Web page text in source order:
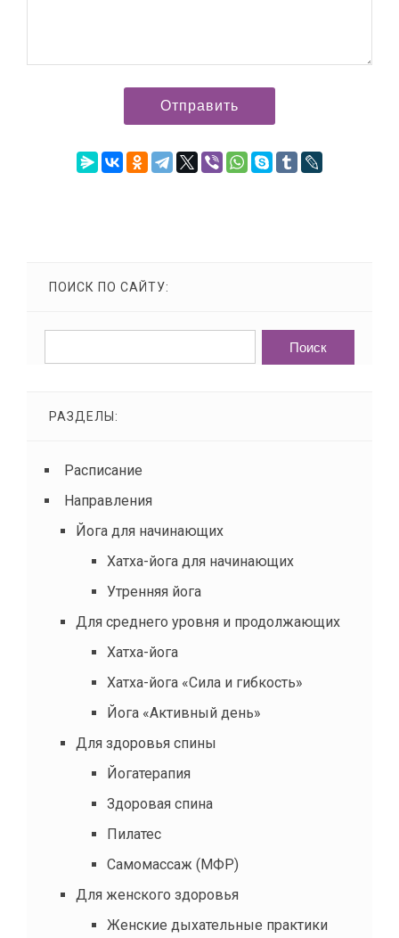
ПОИСК ПО САЙТУ:
РАЗДЕЛЫ:
Расписание
Направления
Йога для начинающих
Хатха-йога для начинающих
Утренняя йога
Для среднего уровня и продолжающих
Хатха-йога
Хатха-йога «Сила и гибкость»
Йога «Активный день»
Для здоровья спины
Йогатерапия
Здоровая спина
Пилатес
Самомассаж (МФР)
Для женского здоровья
Женские дыхательные практики